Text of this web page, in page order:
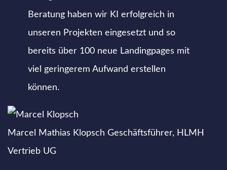
Beratung haben wir KI erfolgreich in
unseren Projekten eingesetzt und so
bereits über 100 neue Landingpages mit
viel geringerem Aufwand erstellen
können.
Marcel Mathias Klopsch Geschäftsführer, HLMH
Vertrieb UG